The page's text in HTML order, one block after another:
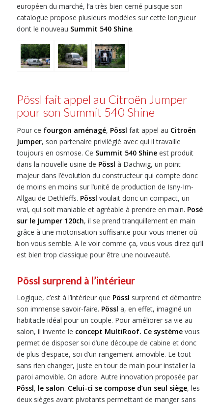
européen du marché, l’a très bien cerné puisque son
catalogue propose plusieurs modèles sur cette longueur
dont le nouveau Summit 540 Shine.
Pössl fait appel au Citroën Jumper
pour son Summit 540 Shine
Pour ce fourgon aménagé, Pössl fait appel au Citroën
Jumper, son partenaire privilégié avec qui il travaille
toujours en osmose. Ce Summit 540 Shineest produit
dans la nouvelle usine de Pössl à Dachwig, un point
majeur dans l’évolution du constructeur qui compte donc
de moins en moins sur l’unité de production de Isny-Im-
Allgau de Dethleffs. Pössl voulait donc un compact, un
vrai, qui soit maniable et agréable à prendre en main. Posé
sur le Jumper 120ch, il se prend tranquillement en main
grâce à une motorisation suffisante pour vous mener où
bon vous semble. A le voir comme ça, vous vous direz qu’il
est bien trop classique pour être une nouveauté.
Pössl surprend à l’intérieur
Logique, c’est à l’intérieur que Pössl surprend et démontre
son immense savoir-faire. Pössl a, en effet, imaginé un
habitacle idéal pour un couple. Pour améliorer sa vie au
salon, il invente le concept MultiRoof. Ce système vous
permet de disposer soi d’une découpe de cabine et donc
de plus d’espace, soi d’un rangement amovible. Le tout
sans rien changer, juste en tour de main pour installer la
paroi amovible. On adore. Autre innovation proposée par
Pössl, le salon. Celui-ci se compose d’un seul siège, les
deux sièges avant pivotants permettant de manger sans